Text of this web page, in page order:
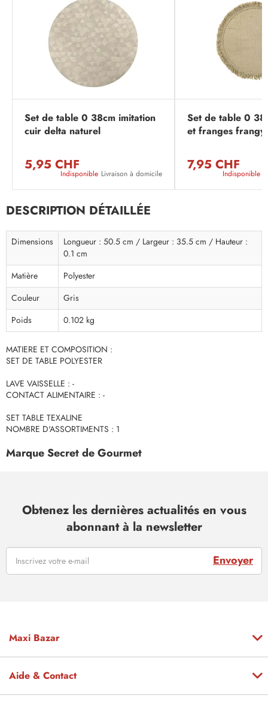
Set de table 0 38cm imitation
cuir delta naturel
5,95 CHF
Indisponible Livraison à domicile
Set de table 0
et franges
7,95 CHF
Indisponible
DESCRIPTION DÉTAILLÉE
Dimensions
Longueur : 50.5 cm / Largeur : 35.5 cm / Hauteur :
0.1 cm
Matière
Polyester
Couleur
Gris
Poids
0.102 kg
MATIERE ET COMPOSITION :
SET DE TABLE POLYESTER
LAVE VAISSELLE : -
CONTACT ALIMENTAIRE : -
SET TABLE TEXALINE
NOMBRE D'ASSORTIMENTS : 1
Marque Secret de Gourmet
Obtenez les dernières actualités en vous
abonnant à la newsletter
Envoyer
Maxi Bazar
Aide & Contact